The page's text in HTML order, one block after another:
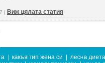
| Виж цялата статия
какъв тип жена си
лесна диета